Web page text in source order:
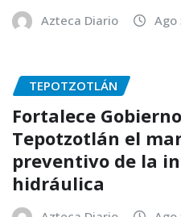
Azteca Diario Ago
TEPOTZOTLÁN
Fortalece
Tepotzotlán el
preventivo de la
hidráulica